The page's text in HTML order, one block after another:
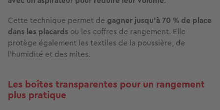
Cette technique permet de gagner jusqu’à 70 % de place
dans les placards ou les coffres de rangement. Elle
protège également les textiles de la poussière, de
l’humidité et des mites.
Les boîtes transparentes pour un rangement
plus pratique